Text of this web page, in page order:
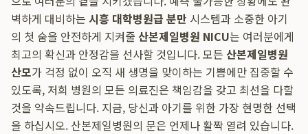
벽하게 대비하는 시흥 대학병원급 분만 시스템과 소중한 아기
의 첫 숨을 안전하게 지켜줄 산본제일병원 NICU는 여러분에게
최고의 확신과 안정감을 선사할 것입니다. 모든 산본제일병원
산모가 걱정 없이 오직 새 생명을 맞이하는 기쁨에만 집중할 수
있도록, 저희 병원의 모든 의료진은 책임감을 갖고 최선을 다할
것을 약속드립니다. 지금, 당신과 아기를 위한 가장 현명한 선택
을 하십시오. 산본제일병원의 문은 언제나 활짝 열려 있습니다.